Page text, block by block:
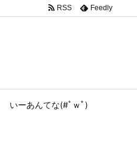
いーあんてな(#ﾟｗﾟ)
RSS Feedly